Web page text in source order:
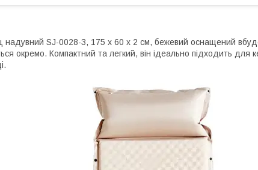
надувний SJ-0028-3, 175 х 60 х 2 см, бежевий оснащений
окремо. Компактний та легкий, він ідеально підходить для